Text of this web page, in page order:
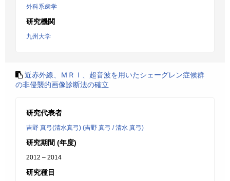
外科系歯学
研究機関
九州大学
近赤外線、ＭＲＩ、超音波を用いたシェーグレン症候群
の非侵襲的画像診断法の確立
研究代表者
吉野 真弓(清水真弓) (吉野 真弓 / 清水 真弓)
研究期間 (年度)
2012 – 2014
研究種目